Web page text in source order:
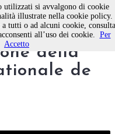
alla
della
de
utilizzati si avvalgono di cookie
illustrate nella cookie policy.
a tutti o ad alcuni cookie, consulta
all’uso dei cookie. Per
Accetto